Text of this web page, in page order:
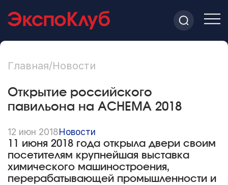
Главная/Новости
Открытие российского
павильона на ACHEMA 2018
12 июн 2018Новости
11 июня 2018 года открыла двери своим
посетителям крупнейшая выставка
химического машиностроения,
перерабатывающей промышленности и